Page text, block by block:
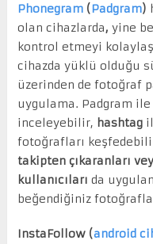
Phonegram(Padgram)
olan cihazlarda, yine
kontrol etmeyi
cihazda yüklü olduğu
üzerinden de fotoğraf
uygulama. Padgram
inceleyebilir, hashtag
fotoğrafları
takipten çıkaranları
kullanıcıları da
beğendiğiniz
InstaFollow (android